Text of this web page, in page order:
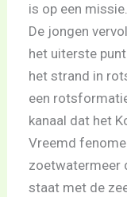
is op een missie.
De jongen
het uiterste
het strand in
een
kanaal dat het
Vreemd
zoetwatermeer
staat met de